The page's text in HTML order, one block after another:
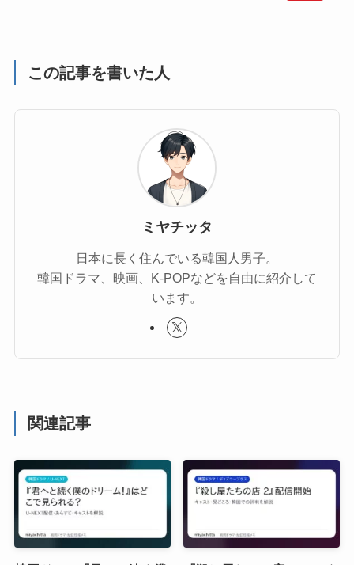
この記事を書いた人
ミヤチッタ
日本に長く住んでいる韓国人男子。
韓国ドラマ、映画、K-POPなどを自由に紹介して
います。
関連記事